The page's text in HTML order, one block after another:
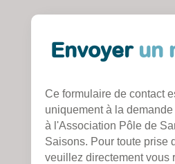
Envoyerun
Ce formulaire de contact
uniquement à la
à l'Association Pôle de
Saisons. Pour toute prise
veuillez directement vous